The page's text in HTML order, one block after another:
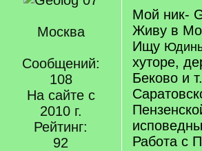
Москва
Сообщений:
108
На сайте с
2010 г.
Рейтинг:
92
Мой ник-
Живу в
Ищу
хуторе,
Беково и
Работа с